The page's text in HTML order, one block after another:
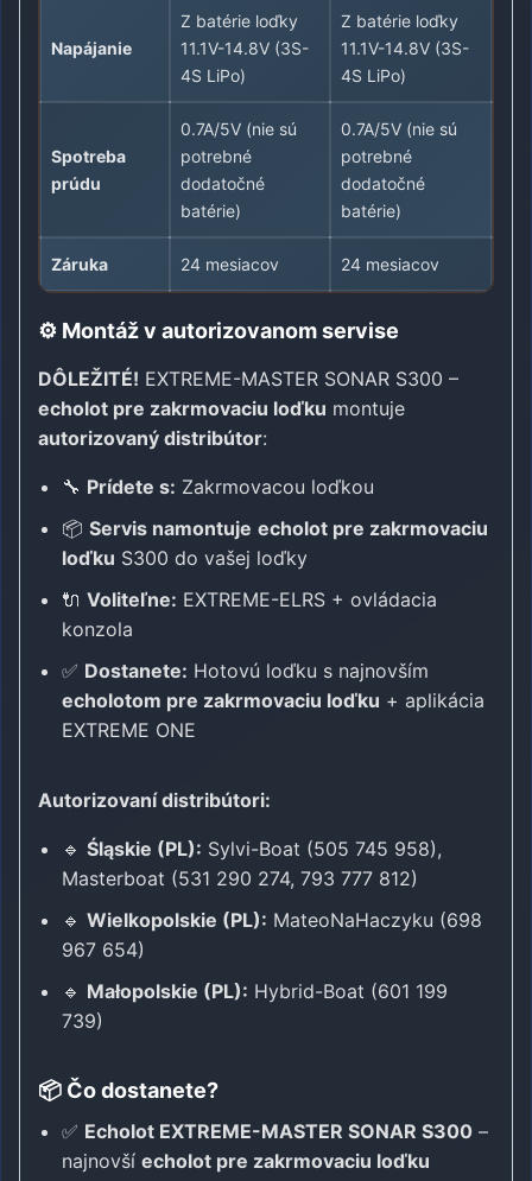
Napájanie
Z batérie loďky
11.1V-14.8V (3S-
4S LiPo)
Z batérie loďky
11.1V-14.8V (3S-
4S LiPo)
Spotreba
prúdu
0.7A/5V (nie sú
potrebné
dodatočné
batérie)
0.7A/5V (nie sú
potrebné
dodatočné
batérie)
Záruka 24 mesiacov 24 mesiacov
⚙️ Montáž v autorizovanom servise
DÔLEŽITÉ! EXTREME-MASTER SONAR S300 –
echolot pre zakrmovaciu loďku montuje
autorizovaný distribútor:
🔧 Prídete s: Zakrmovacou loďkou
📦 Servis namontuje echolot pre zakrmovaciu
loďku S300 do vašej loďky
🔌 Voliteľne: EXTREME-ELRS + ovládacia
konzola
✅ Dostanete: Hotovú loďku s najnovším
echolotom pre zakrmovaciu loďku + aplikácia
EXTREME ONE
Autorizovaní distribútori:
🔹 Śląskie (PL): Sylvi-Boat (505 745 958),
Masterboat (531 290 274, 793 777 812)
🔹 Wielkopolskie (PL): MateoNaHaczyku (698
967 654)
🔹 Małopolskie (PL): Hybrid-Boat (601 199
739)
📦 Čo dostanete?
✅ Echolot EXTREME-MASTER SONAR S300 –
najnovší echolot pre zakrmovaciu loďku